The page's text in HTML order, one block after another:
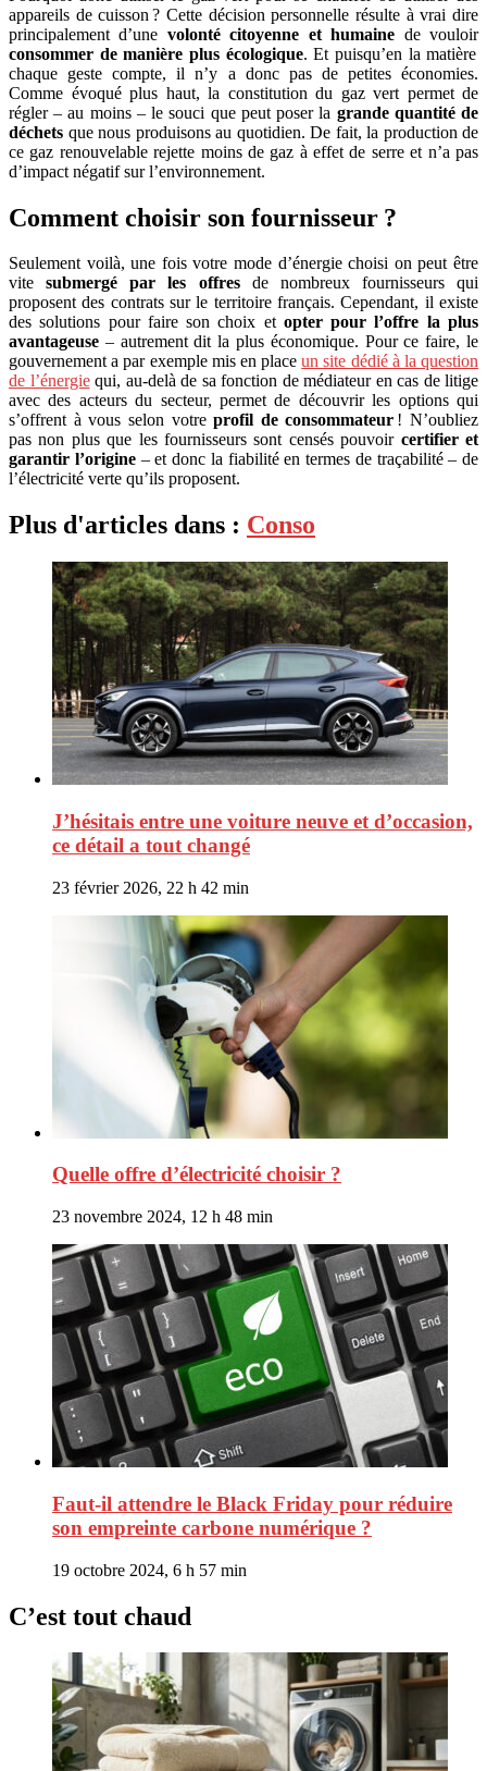
appareils de cuisson ? Cette décision personnelle résulte à vrai dire
principalement d’une volonté citoyenne et humaine de vouloir
consommer de manière plus écologique. Et puisqu’en la matière
chaque geste compte, il n’y a donc pas de petites économies.
Comme évoqué plus haut, la constitution du gaz vert permet de
régler – au moins – le souci que peut poser la grande quantité de
déchets que nous produisons au quotidien. De fait, la production de
ce gaz renouvelable rejette moins de gaz à effet de serre et n’a pas
d’impact négatif sur l’environnement.
Comment choisir son fournisseur ?
Seulement voilà, une fois votre mode d’énergie choisi on peut être
vitesubmergé par les offresde nombreux fournisseurs qui
proposent des contrats sur le territoire français. Cependant, il existe
des solutions pour faire son choix et opter pour l’offre la plus
avantageuse – autrement dit la plus économique. Pour ce faire, le
gouvernement a par exemple mis en placeun site dédié à la question
de l’énergiequi, au-delà de sa fonction de médiateur en cas de litige
avec des acteurs du secteur, permet de découvrir les options qui
s’offrent à vous selon votreprofil de consommateur ! N’oubliez
pas non plus que les fournisseurs sont censés pouvoir certifier et
garantir l’origine– et donc la fiabilité en termes de traçabilité – de
l’électricité verte qu’ils proposent.
Plus d'articles dans : Conso
J’hésitais entre une voiture neuve et d’occasion,
ce détail a tout changé
23 février 2026, 22 h 42 min
Quelle offre d’électricité choisir ?
23 novembre 2024, 12 h 48 min
Faut-il attendre le Black Friday pour réduire
son empreinte carbone numérique ?
19 octobre 2024, 6 h 57 min
C’est tout chaud